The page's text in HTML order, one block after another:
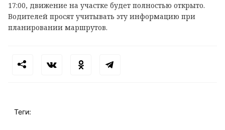
17:00, движение на участке будет полностью открыто.
Водителей просят учитывать эту информацию при
планировании маршрутов.
Теги: